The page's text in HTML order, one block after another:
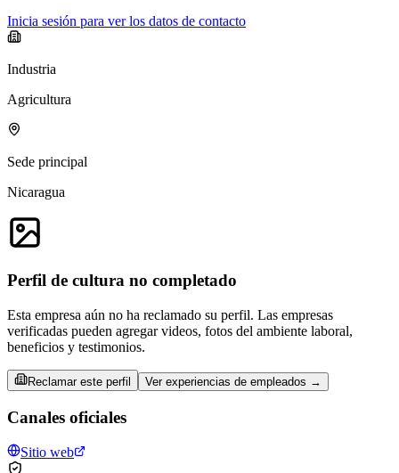
Inicia sesión para ver los datos de contacto
Industria
Agricultura
Sede principal
Nicaragua
Perfil de cultura no completado
Esta empresa aún no ha reclamado su perfil. Las empresas
verificadas pueden agregar videos, fotos del ambiente laboral,
beneficios y testimonios.
Reclamar este perfil Ver experiencias de empleados →
Canales oficiales
Sitio web